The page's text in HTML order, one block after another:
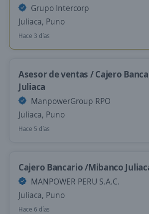
Grupo Intercorp
Juliaca, Puno
Hace 3 días
Asesor de ventas / Cajero
Juliaca
ManpowerGroup RPO
Juliaca, Puno
Hace 5 días
Cajero Bancario /Mibanco
MANPOWER PERU S.A.C.
Juliaca, Puno
Hace 6 días